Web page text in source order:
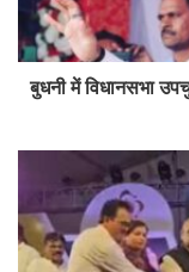
बुधनी में विधानसभा